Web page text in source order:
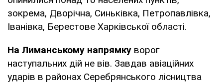
зокрема, Дворічна, Синьківка, Петропавлівка,
Іванівка, Берестове Харківської області.
На Лиманському напрямку ворог
наступальних дій не вів. Завдав авіаційних
ударів в районах Серебрянського лісництва